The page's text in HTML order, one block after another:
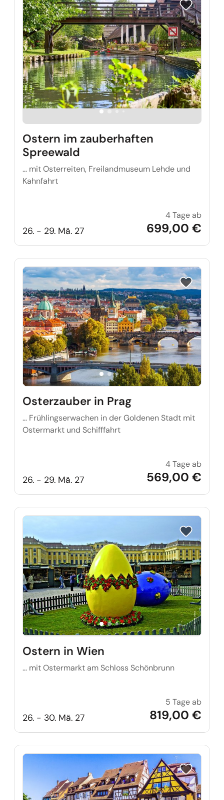
Reise auf
Ostern im zauberhaften
Spreewald
… mit Osterreiten, Freilandmuseum Lehde und
Kahnfahrt
26. - 29. Mä. 27
4 Tage ab
699,00 €
Reise auf
Osterzauber in Prag
… Frühlingserwachen in der Goldenen Stadt mit
Ostermarkt und Schifffahrt
26. - 29. Mä. 27
4 Tage ab
569,00 €
Reise auf
Ostern in Wien
… mit Ostermarkt am Schloss Schönbrunn
26. - 30. Mä. 27
5 Tage ab
819,00 €
Reise auf